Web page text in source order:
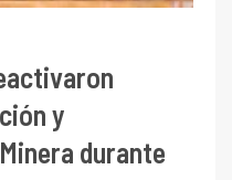
y
durante